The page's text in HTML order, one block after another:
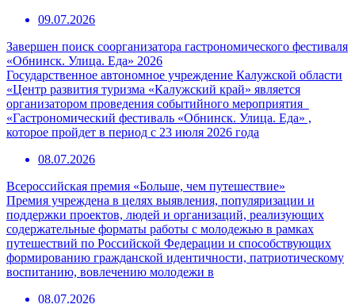
09.07.2026
Завершен поиск соорганизатора гастрономического фестиваля
«Обнинск. Улица. Еда» 2026
Государственное автономное учреждение Калужской области
«Центр развития туризма «Калужский край» является
организатором проведения событийного мероприятия
«Гастрономический фестиваль «Обнинск. Улица. Еда» ,
которое пройдет в период с 23 июля 2026 года
08.07.2026
Всероссийская премия «Больше, чем путешествие»
Премия учреждена в целях выявления, популяризации и
поддержки проектов, людей и организаций, реализующих
содержательные форматы работы с молодежью в рамках
путешествий по Российской Федерации и способствующих
формированию гражданской идентичности, патриотическому
воспитанию, вовлечению молодежи в
08.07.2026